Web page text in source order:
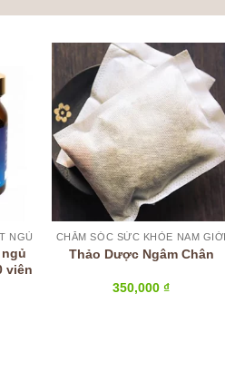
NGỦ
viên
CHĂM SÓC SỨC KHỎE NAM GIỚI
Thảo Dược Ngâm Chân
350,000₫